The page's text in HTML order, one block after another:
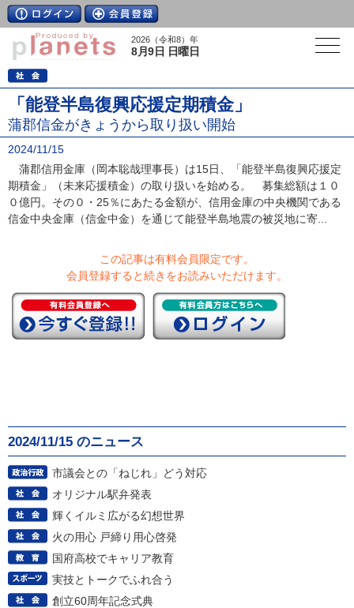
2026（令和8）年
8月9日 日曜日
「能登半島復興応援定期積金」
蒲郡信金がきょうから取り扱い開始
2024/11/15
蒲郡信用金庫（岡本聡哉理事長）は15日、「能登半島復興応援定
期積金」（未来応援積金）の取り扱いを始める。 募集総額は１０
０億円。その０・25％にあたる金額が、信用金庫の中央機関である
信金中央金庫（信金中金）を通じて能登半島地震の被災地に寄...
この記事は有料会員限定です。
会員登録すると続きをお読みいただけます。
2024/11/15 のニュース
市議会との「ねじれ」どう対応
オリジナル駅弁発表
輝くイルミ広がる幻想世界
火の用心 戸締り用心啓発
国府高校でキャリア教育
実技とトークでふれ合う
創立60周年記念式典